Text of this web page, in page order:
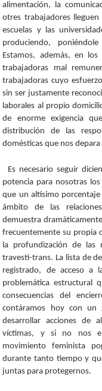
alimentación, la
otres trabajadores
escuelas y las
produciendo,
Estamos, además, en
trabajadoras mal
trabajadoras cuyo
sin ser justamente
laborales al propio
de enorme exigencia
distribución de las
domésticas que nos
Es necesario seguir
potencia para nosotras
que un altísimo porcentaje
ámbito de las
demuestra
frecuentemente su propia
la profundización de las
travesti-trans. La lista de
registrado, de acceso a
problemática estructural
consecuencias del
contáramos hoy con un
desarrollar acciones de
víctimas, y si no nos
movimiento feminista
durante tanto tiempo y
juntas para protegernos.